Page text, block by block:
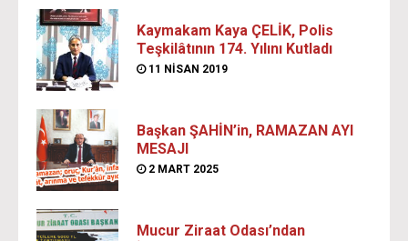
Kaymakam Kaya ÇELİK, Polis
Teşkilâtının 174. Yılını Kutladı
11 NISAN 2019
Başkan ŞAHİN’in, RAMAZAN AYI
MESAJI
2 MART 2025
Mucur Ziraat Odası’ndan